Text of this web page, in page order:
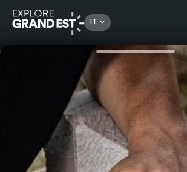
IT
Scopri il know-how Laboratorio di scultura